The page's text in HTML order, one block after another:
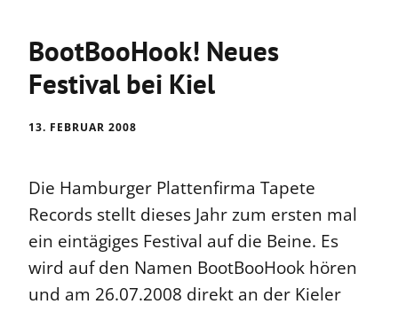
BootBooHook! Neues
Festival bei Kiel
13. FEBRUAR 2008
Die Hamburger Plattenfirma Tapete
Records stellt dieses Jahr zum ersten mal
ein eintägiges Festival auf die Beine. Es
wird auf den Namen BootBooHook hören
und am 26.07.2008 direkt an der Kieler